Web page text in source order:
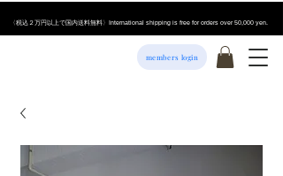
​〈税込２万円以上で国内送料無料〉International shipping is free for orders over 50,000 yen.
members login